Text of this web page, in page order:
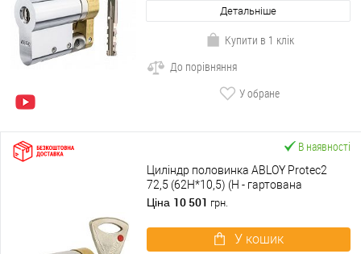
Детальніше
Купити в 1 клік
До порівняння
У обране
В наявності
Циліндр половинка ABLOY Protec2
72,5 (62H*10,5) (H - гартована
сторона) хром матовий 3 ключа
Ціна 10 501 грн.
У кошик